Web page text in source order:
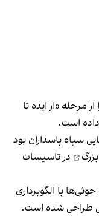
مرحله «از ایده تا
است.
سپاه پاسداران بود
در تاسیسات
با الگوبرداری
طراحی شده است.